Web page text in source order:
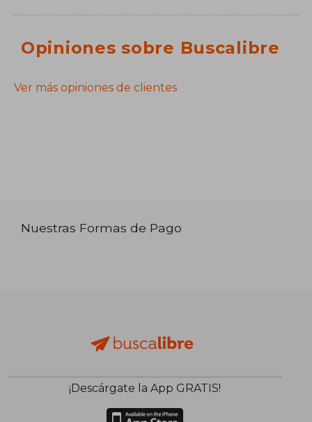
Opiniones sobre Buscalibre
Ver más opiniones de clientes
Nuestras Formas de Pago
¡Descárgate la App GRATIS!